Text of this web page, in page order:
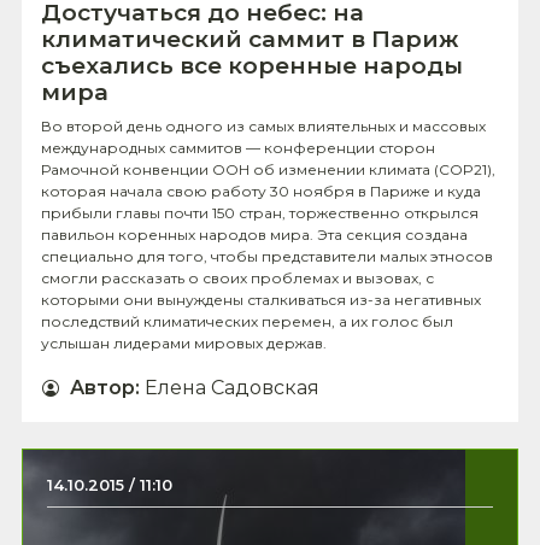
Достучаться до небес: на
климатический саммит в Париж
съехались все коренные народы
мира
Во второй день одного из самых влиятельных и массовых
международных саммитов — конференции сторон
Рамочной конвенции ООН об изменении климата (COP21),
которая начала свою работу 30 ноября в Париже и куда
прибыли главы почти 150 стран, торжественно открылся
павильон коренных народов мира. Эта секция создана
специально для того, чтобы представители малых этносов
смогли рассказать о своих проблемах и вызовах, с
которыми они вынуждены сталкиваться из-за негативных
последствий климатических перемен, а их голос был
услышан лидерами мировых держав.
Автор: Елена Садовская
14.10.2015 / 11:10